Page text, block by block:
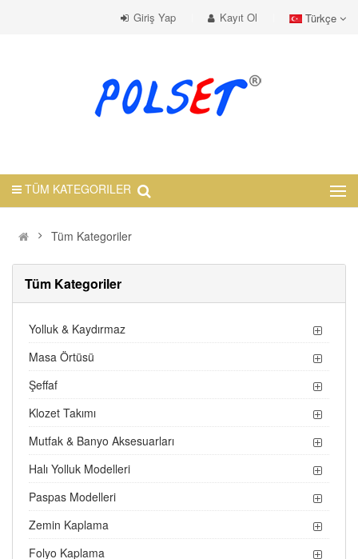
Giriş Yap Kayıt Ol Türkçe
TÜM KATEGORILER
Tüm Kategoriler
Tüm Kategoriler
Yolluk & Kaydırmaz
Masa Örtüsü
Şeffaf
Klozet Takımı
Mutfak & Banyo Aksesuarları
Halı Yolluk Modelleri
Paspas Modelleri
Zemin Kaplama
Folyo Kaplama